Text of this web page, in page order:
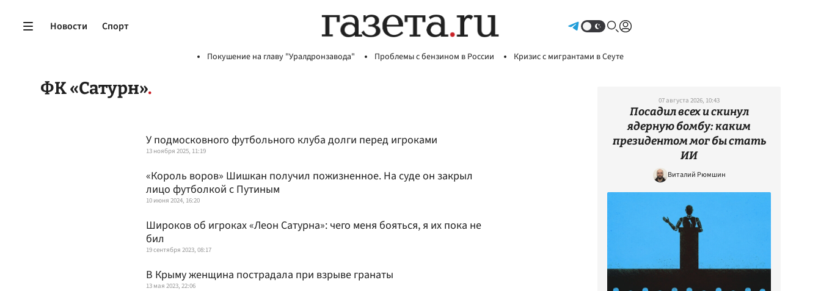
Новости Спорт
Покушение на главу "Уралдронзавода" Проблемы с бензином в России Кризис с мигрантами в Сеуте
ФК «Сатурн»
У подмосковного футбольного клуба долги перед игроками
13 ноября 2025, 11:19
«Король воров» Шишкан получил пожизненное. На суде он закрыл
лицо футболкой с Путиным
10 июня 2024, 16:20
Широков об игроках «Леон Сатурна»: чего меня бояться, я их пока не
бил
19 сентября 2023, 08:17
В Крыму женщина пострадала при взрыве гранаты
13 мая 2023, 22:06
07 августа 2026, 10:43
Посадил всех и скинул
ядерную бомбу: каким
президентом мог бы стать
ИИ
Виталий Рюмшин